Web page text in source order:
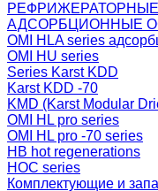
РЕФРИЖЕРАТОРНЫЕ
АДСОРБЦИОННЫЕ
OMI HLA series
OMI HU series
Series Karst KDD
Karst KDD -70
KMD (Karst Modular
OMI HL pro series
OMI HL pro -70 series
HB hot regenerations
HOC series
Комплектующие и